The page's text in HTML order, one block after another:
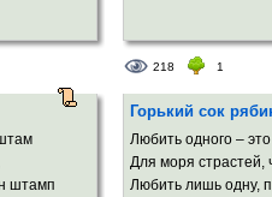
218 1
штамп
Горький сок
Любить одного – это
Для моря
Любить лишь одну,